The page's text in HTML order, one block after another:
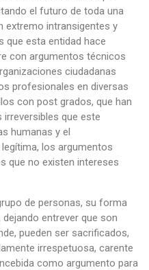
el futuro de toda una
extremo intransigentes y
que esta entidad hace
con argumentos técnicos
ciudadanas
profesionales en diversas
con post grados, que han
que este
humanas y el
los argumentos
que no existen intereses
de personas, su forma
entrever que son
pueden ser sacrificados,
irrespetuosa, carente
como argumento para